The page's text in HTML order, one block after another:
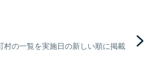
村の一覧を実施日の新しい順に掲載